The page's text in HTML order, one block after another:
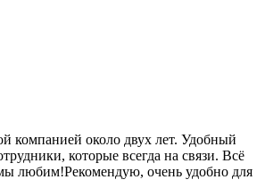
компанией около двух лет. Удобный
которые всегда на связи. Всё
любим!Рекомендую, очень удобно для